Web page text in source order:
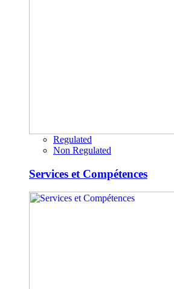
Regulated
Non Regulated
Services et Compétences